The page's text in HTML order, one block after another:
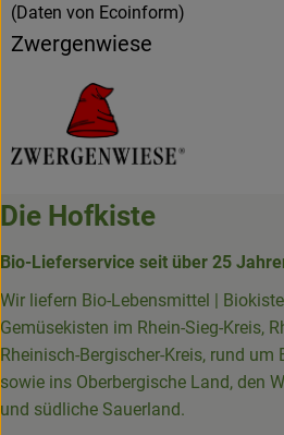
(Daten von Ecoinform)
Zwergenwiese
Die Hofkiste
Bio-Lieferservice seit über 25
Wir liefern Bio-Lebensmittel |
Gemüsekisten im Rhein-Sieg-Kreis,
Rheinisch-Bergischer-Kreis, rund um
sowie ins Oberbergische Land, den
und südliche Sauerland.